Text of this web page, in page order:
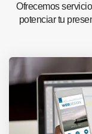
Ofrecemos
potenciar tu